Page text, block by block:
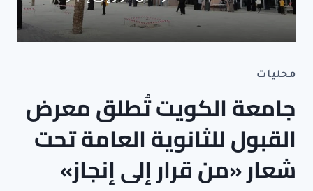
محليات
جامعة الكويت تُطلق معرض
القبول للثانوية العامة تحت
شعار «من قرار إلى إنجاز»